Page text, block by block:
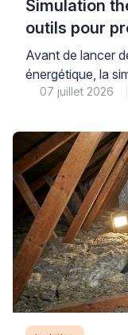
Simulation
outils pour
énergétique
Avant de lancer
énergétique, la
étape
de
existent, du
énergétique
d’études qualifié,
distincts […]
07 juillet 2026